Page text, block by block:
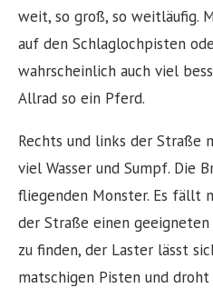
weit, so groß, so weitläufig.
auf den Schlaglochpisten
wahrscheinlich auch viel
Allrad so ein Pferd.
Rechts und links der Straße
viel Wasser und Sumpf. Die
fliegenden Monster. Es fällt
der Straße einen
zu finden, der Laster lässt
matschigen Pisten und